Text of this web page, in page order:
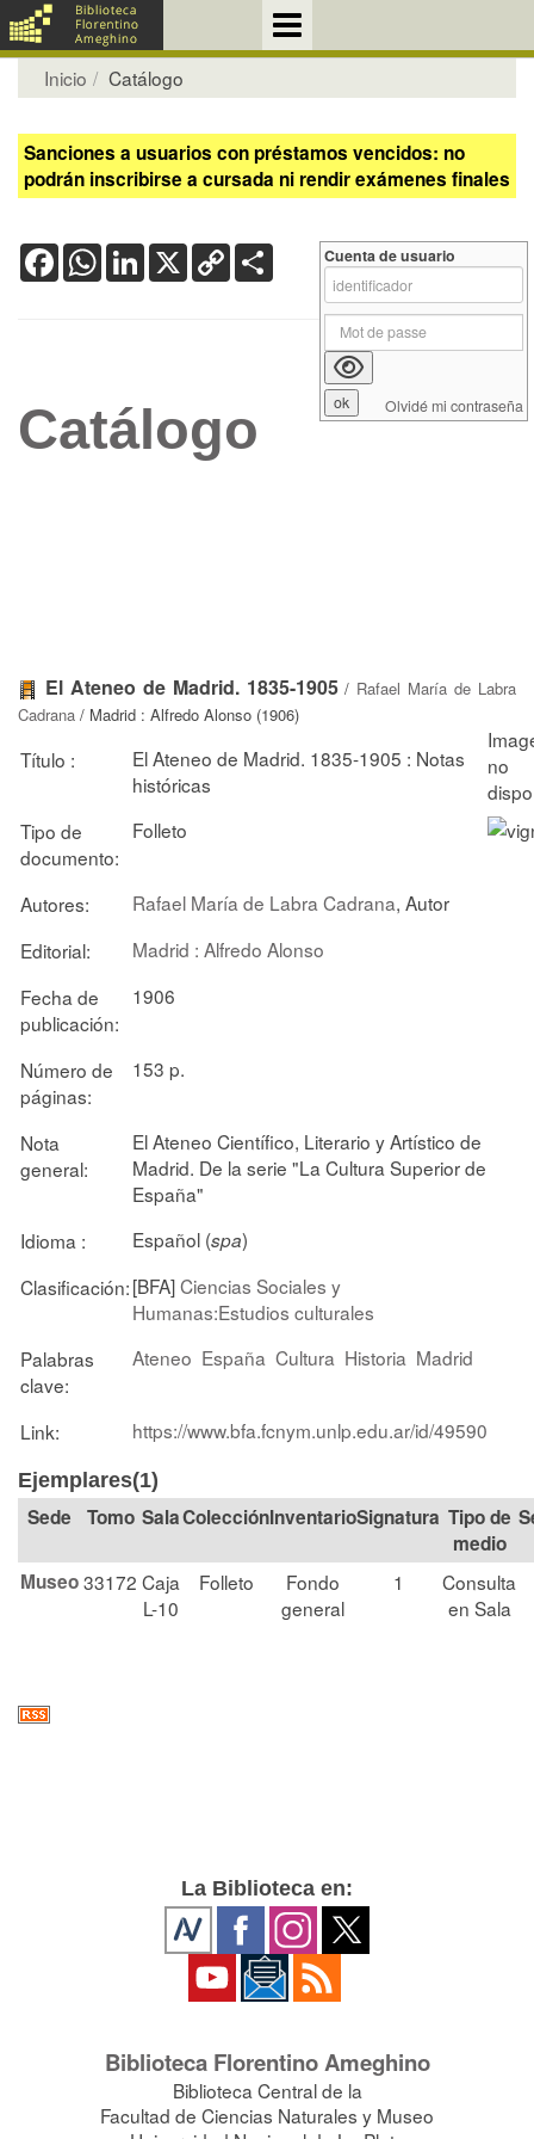
Inicio Catálogo
Sanciones a usuarios con préstamos vencidos: no
podrán inscribirse a cursada ni rendir exámenes finales
FacebookWhatsApp
LinkedIn
X Copy
Link
Catálogo
El Ateneo de Madrid. 1835-1905/ Rafael María de Labra
Cadrana / Madrid : Alfredo Alonso (1906)
Título :
El Ateneo de Madrid. 1835-1905 : Notas
históricas
Tipo de
documento:
Folleto
Autores: Rafael María de Labra Cadrana, Autor
Editorial:
Madrid : Alfredo Alonso
Fecha de
publicación:
1906
Número de
páginas:
153 p.
Nota
general:
El Ateneo Científico, Literario y Artístico de
Madrid. De la serie "La Cultura Superior de
España"
Idioma :
Español (spa)
Clasificación:[BFA]Ciencias Sociales y
Humanas:Estudios culturales
Palabras
clave:
Ateneo España Cultura Historia Madrid
Link: https://www.bfa.fcnym.unlp.edu.ar/id/49590
Ejemplares(1)
Tomo SalaColección Signatura Tipo de
medio
Museo33172 Caja
L-10
Folleto
Fondo
general
1
Consulta
en Sala
Cuenta de usuario
Olvidé mi contraseña
La Biblioteca en:
Biblioteca Florentino Ameghino
Biblioteca Central de la
Facultad de Ciencias Naturales y Museo